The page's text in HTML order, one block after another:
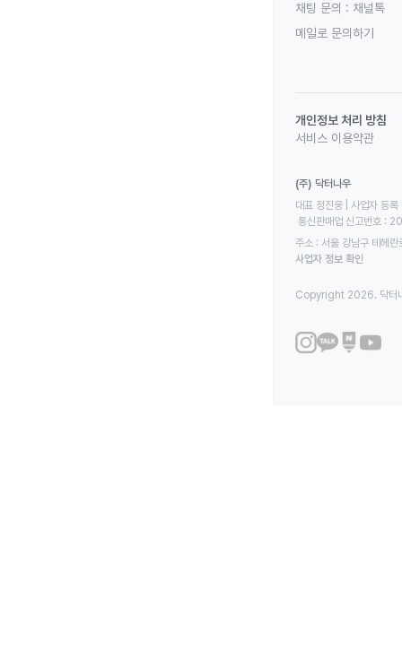
채팅 문의 : 채널톡
메일로 문의하기
개인정보 처리 방침
서비스 이용약관
(주) 닥터나우
대표 정진웅 | 사업자
통신판매업 신고번호
주소 : 서울 강남구 테헤
사업자 정보 확인
Copyright 2026. 닥터